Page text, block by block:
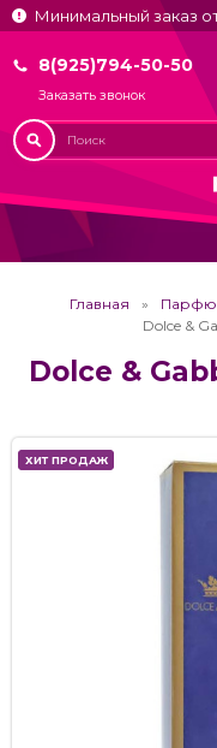
Минимальный заказ
8(925)794-50-50
Заказать звонок
Главная
Dolce &
Dolce &
ХИТ ПРОДАЖ
ХИТ ПРОДАЖ